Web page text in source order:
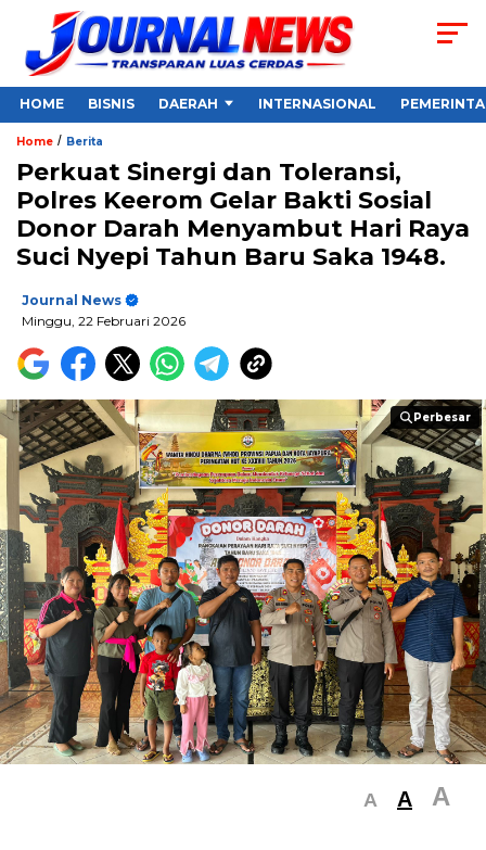
HOME BISNIS DAERAH INTERNASIONAL
Home / Berita
Perkuat Sinergi dan Toleransi,
Polres Keerom Gelar Bakti Sosial
Donor Darah Menyambut Hari Raya
Suci Nyepi Tahun Baru Saka 1948.
Journal News
Minggu, 22 Februari 2026
Perbesar
Perbesar
A A A